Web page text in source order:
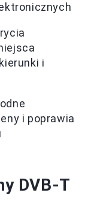
i
i poprawia
DVB-T